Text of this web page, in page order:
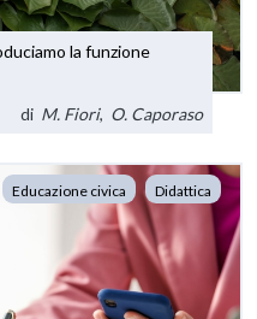
la funzione
di M. Fiori, O. Caporaso
Educazione civica Didattica